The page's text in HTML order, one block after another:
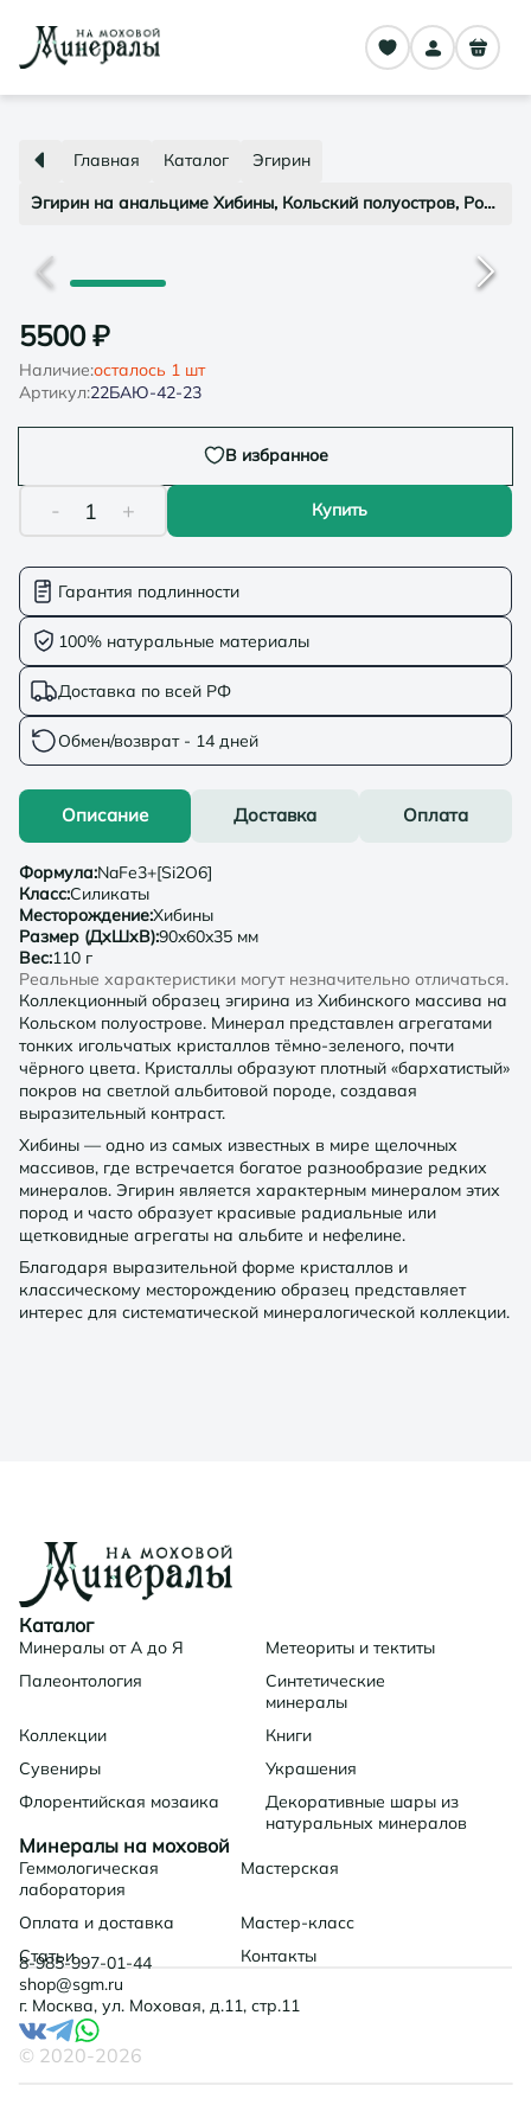
Главная Каталог
Эгирин
Эгирин на анальциме Хибины, Кольский полуостров, Россия
5500₽
Наличие:осталось 1шт
Артикул:22БАЮ-42-23
В избранное
- 1 + Купить
Гарантия подлинности
100% натуральные материалы
Доставка по всей РФ
Обмен/возврат - 14 дней
Описание Доставка Оплата
Формула:NaFe3+[Si2O6]
Класс:Силикаты
Месторождение:Хибины
Размер (ДхШхВ):90x60x35 мм
Вес:110 г
Реальные характеристики могут незначительно отличаться.
Коллекционный образец эгирина из Хибинского массива на
Кольском полуострове. Минерал представлен агрегатами
тонких игольчатых кристаллов тёмно-зеленого, почти
чёрного цвета. Кристаллы образуют плотный «бархатистый»
покров на светлой альбитовой породе, создавая
выразительный контраст.
Хибины — одно из самых известных в мире щелочных
массивов, где встречается богатое разнообразие редких
минералов. Эгирин является характерным минералом этих
пород и часто образует красивые радиальные или
щетковидные агрегаты на альбите и нефелине.
Благодаря выразительной форме кристаллов и
классическому месторождению образец представляет
интерес для систематической минералогической коллекции.
Каталог
Минералы от А до Я
Метеориты и тектиты
Палеонтология
Синтетические
минералы
Коллекции
Книги
Сувениры
Украшения
Флорентийская мозаика
Декоративные шары из
натуральных минералов
Минералы на моховой
Геммологическая
лаборатория
Мастерская
Оплата и доставка
Мастер-класс
Статьи
Контакты
© 2020-2026
8-985-997-01-44
shop@sgm.ru
г. Москва, ул. Моховая, д.11, стр.11